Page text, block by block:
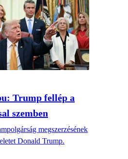
Trump fellép a
szemben
megszerzésének
Donald Trump.